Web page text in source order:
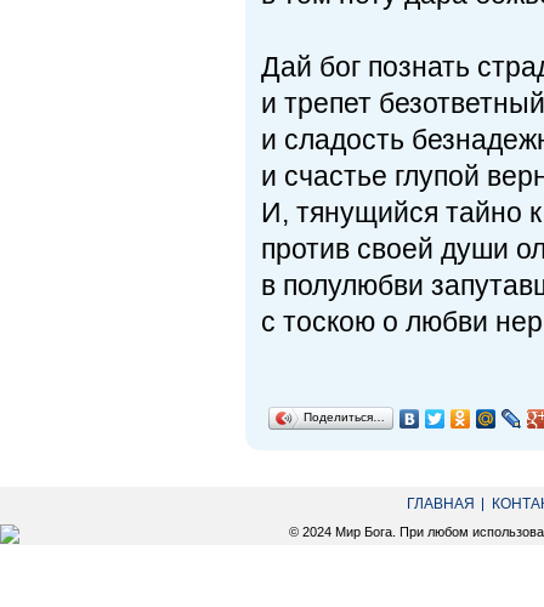
Дай бог познать
и трепет
и сладость
и счастье глупой
И, тянущийся тайно
против своей души
в полулюбви
с тоскою о любви
Поделиться…
ГЛАВНАЯ
© 2024 Мир Бога. При любом